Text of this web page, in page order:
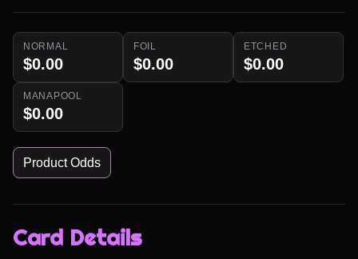
NORMAL
$0.00
FOIL
$0.00
ETCHED
$0.00
MANAPOOL
$0.00
Product Odds
Card Details